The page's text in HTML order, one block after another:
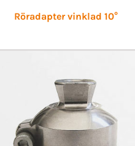
Röradapter vinklad 10°